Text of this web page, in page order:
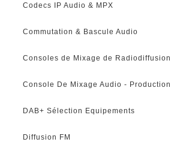
Codecs IP Audio & MPX
Commutation & Bascule Audio
Consoles de Mixage de Radiodiffusion
Console De Mixage Audio - Production
DAB+ Sélection Equipements
Diffusion FM